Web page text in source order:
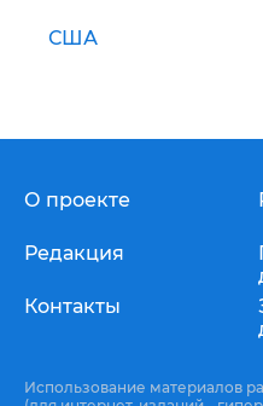
США
О проекте
Редакция
Контакты
Использование материалов